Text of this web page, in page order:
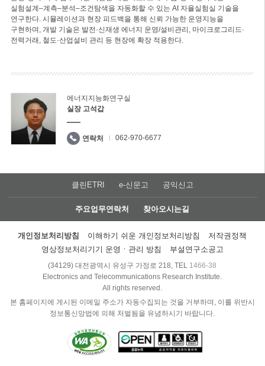
실험설계–계측–분석–조건탐색을 자동화할 수 있는 AI 자율실험실 기술을
연구한다. 시뮬레이션과 현장 피드백을 통해 신뢰 가능한 운영지능을
구현하며, 개발 기술은 발전·신재생 에너지 운영/설비관리, 마이크로그리드·
전력거래, 철도·산업설비 관리 등 현장에 확장 적용한다.
에너지지능화연구실
실장 고석갑
연락처 062-970-6677
클린ETRI e-신문고 공익신고
주요업무연락처 찾아오시는길
개인정보처리방침 이해하기 쉬운 개인정보처리방침
저작권정책
영상정보처리기기 운영ㆍ관리 방침
부설연구소공고
(34129) 대전광역시 유성구 가정로 218, TEL 1466-38
Electronics and Telecommunications Research Institute.
All rights reserved.
본 홈페이지에 게시된 이메일 주소가 자동수집되는 것을 거부하며, 이를 위반시
정보통신망법에 의해 처벌됨을 유념하시기 바랍니다.